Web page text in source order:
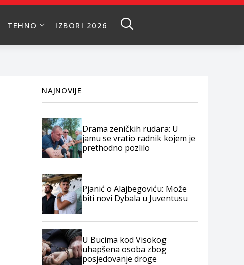
TEHNO IZBORI 2026
NAJNOVIJE
Drama zeničkih rudara: U
jamu se vratio radnik kojem je
prethodno pozlilo
Pjanić o Alajbegoviću: Može
biti novi Dybala u Juventusu
U Bucima kod Visokog
uhapšena osoba zbog
posjedovanje droge